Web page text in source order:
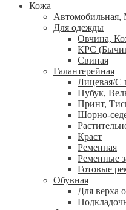
Кожа
Автомобильная,
Для одежды
Овчина,
КРС
Свиная
Галантерейная
Лицевая/С
Нубук,
Принт,
Шорно-
Краст
Ременная
Ременные
Готовые
Обувная
Для верха